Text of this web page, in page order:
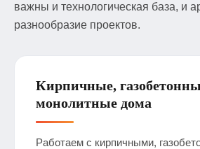
важны и технологическая база, и
разнообразие проектов.
Кирпичные,
монолитные дома
Работаем с кирпичными,